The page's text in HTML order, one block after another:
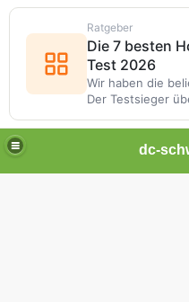
dc-
Ratgeber
Die 7 besten
Test 2026
Wir haben die
Der Testsieger